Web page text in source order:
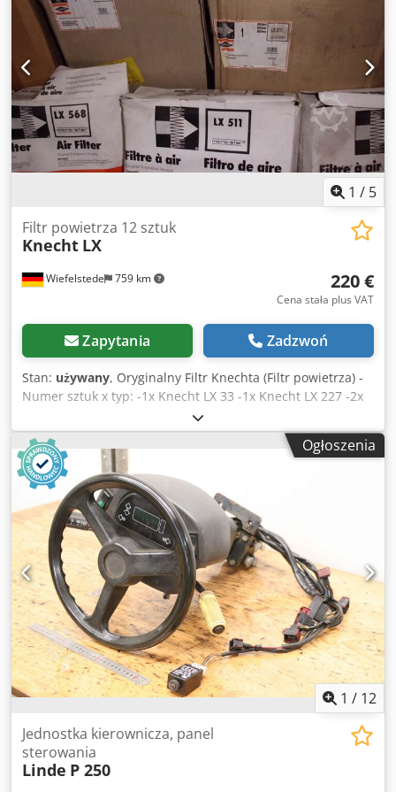
1 / 5
Wiefelstede 759 km
Filtr powietrza 12 sztuk
Knecht LX
220 €
Cena stała plus VAT
Zapytania Zadzwoń
Stan: używany, Oryginalny Filtr Knechta (Filtr powietrza) -
Numer sztuk x typ: -1x Knecht LX 33 -1x Knecht LX 227 -2x
Knecht LX 265 -1x Knecht LX 271 -1x Knecht LX 273 -1x
Knecht LX 388 -1x Knecht LX 511 -1x Knecht LX 568 -1x
Knecht LX 576 -2x Knecht LX 612 -Cena: za wszystkie 12
sztuk Dksdpfx Aijb A S Tio Ijr -Waga całkowita: 40 kg
Ogłoszenia
1 / 12
Jednostka kierownicza, panel
sterowania
Linde P 250